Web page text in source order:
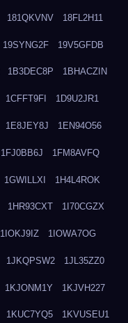
181QKVNV 18FL2H11
19SYNG2F 19V5GFDB
1B3DEC8P 1BHACZIN
1CFFT9FI 1D9U2JR1
1E8JEY8J 1EN94O56
1FJ0BB6J 1FM8AVFQ
1GWILLXI 1H4L4ROK
1HR93CXT 1I70CGZX
1IOKJ9IZ 1IOWA7OG
1JKQPSW2 1JL35ZZ0
1KJONM1Y 1KJVH227
1KUC7YQ5 1KVUSEU1